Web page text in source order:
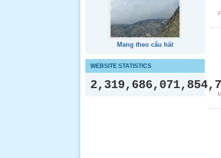
Mang theo câu hát
WEBSITE STATISTICS